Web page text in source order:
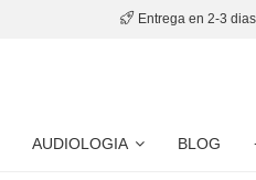
Entrega en 2-3
AUDIOLOGIA BLOG